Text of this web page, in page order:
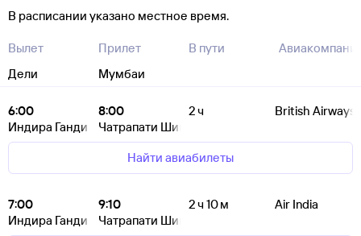
В расписании указано местное время.
Вылет
Дели
Прилет
Мумбаи
В пути
6:00
Индира Ганди
8:00
Чатрапати Шиваджи
2 ч British Airways
Найти авиабилеты
7:00
Индира Ганди
9:10
Чатрапати Шиваджи
2 ч 10 м Air India